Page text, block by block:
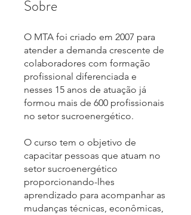
Sobre
O MTA foi criado em 2007 para
atender a demanda crescente de
colaboradores com formação
profissional diferenciada e
nesses 15 anos de atuação já
formou mais de 600 profissionais
no setor sucroenergético.
O curso tem o objetivo de
capacitar pessoas que atuam no
setor sucroenergético
proporcionando-lhes
aprendizado para acompanhar as
mudanças técnicas, econômicas,